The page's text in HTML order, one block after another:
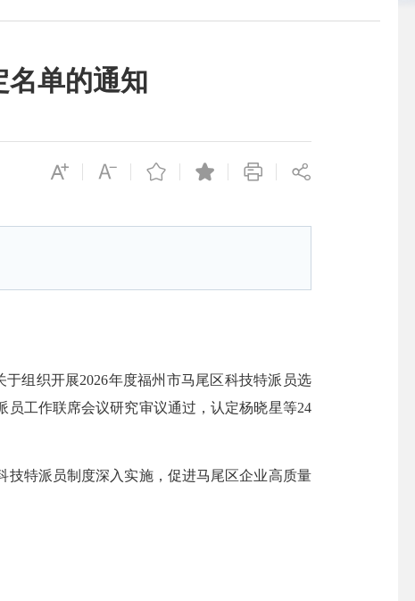
名单的通知
组织开展2026年度福州市马尾区科技特派员选
工作联席会议研究审议通过，认定杨晓星等24
特派员制度深入实施，促进马尾区企业高质量